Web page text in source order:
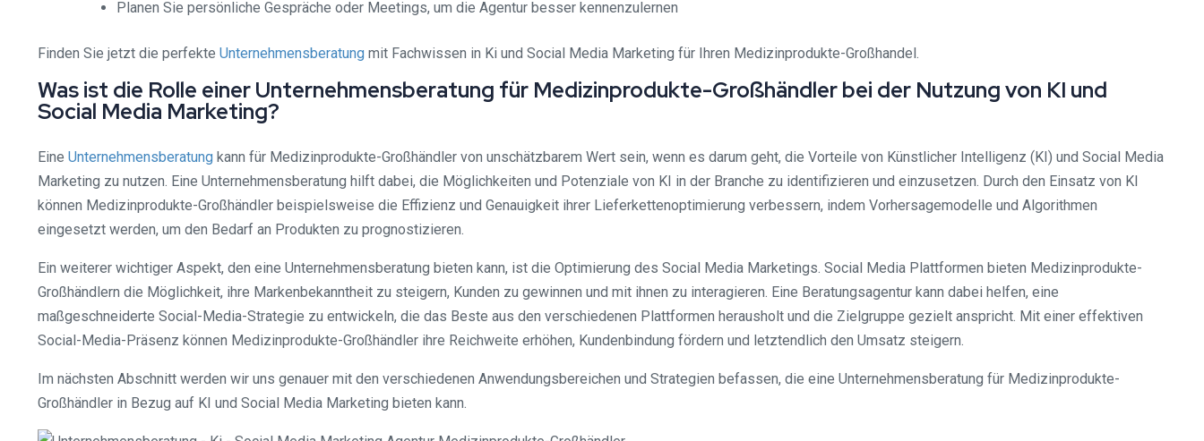
Planen Sie persönliche Gespräche oder Meetings, um die Agentur besser kennenzulernen
Finden Sie jetzt die perfekte Unternehmensberatung mit Fachwissen in Ki und Social Media Marketing für Ihren Medizinprodukte-Großhandel.
Was ist die Rolle einer Unternehmensberatung für Medizinprodukte-Großhändler bei der Nutzung von KI und
Social Media Marketing?
Eine Unternehmensberatung kann für Medizinprodukte-Großhändler von unschätzbarem Wert sein, wenn es darum geht, die Vorteile von Künstlicher Intelligenz (KI) und Social Media
Marketing zu nutzen. Eine Unternehmensberatung hilft dabei, die Möglichkeiten und Potenziale von KI in der Branche zu identifizieren und einzusetzen. Durch den Einsatz von KI
können Medizinprodukte-Großhändler beispielsweise die Effizienz und Genauigkeit ihrer Lieferkettenoptimierung verbessern, indem Vorhersagemodelle und Algorithmen
eingesetzt werden, um den Bedarf an Produkten zu prognostizieren.
Ein weiterer wichtiger Aspekt, den eine Unternehmensberatung bieten kann, ist die Optimierung des Social Media Marketings. Social Media Plattformen bieten Medizinprodukte-
Großhändlern die Möglichkeit, ihre Markenbekanntheit zu steigern, Kunden zu gewinnen und mit ihnen zu interagieren. Eine Beratungsagentur kann dabei helfen, eine
maßgeschneiderte Social-Media-Strategie zu entwickeln, die das Beste aus den verschiedenen Plattformen herausholt und die Zielgruppe gezielt anspricht. Mit einer effektiven
Social-Media-Präsenz können Medizinprodukte-Großhändler ihre Reichweite erhöhen, Kundenbindung fördern und letztendlich den Umsatz steigern.
Im nächsten Abschnitt werden wir uns genauer mit den verschiedenen Anwendungsbereichen und Strategien befassen, die eine Unternehmensberatung für Medizinprodukte-
Großhändler in Bezug auf KI und Social Media Marketing bieten kann.